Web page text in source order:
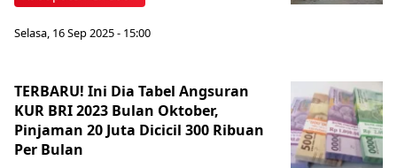
Selasa, 16 Sep 2025 - 15:00
TERBARU! Ini Dia Tabel Angsuran
KUR BRI 2023 Bulan Oktober,
Pinjaman 20 Juta Dicicil 300 Ribuan
Per Bulan